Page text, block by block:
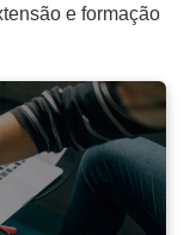
e formação